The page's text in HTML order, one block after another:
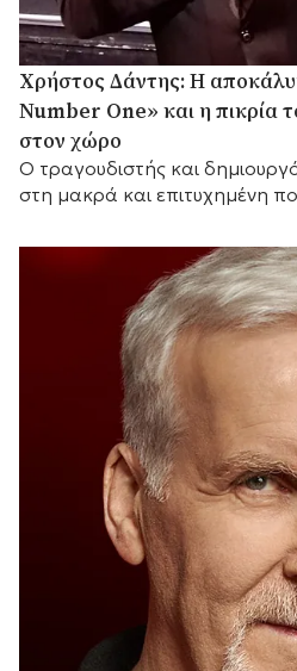
Χρήστος Δάντης: Η
Number One» και η πικρία
στον χώρο
Ο τραγουδιστής και
στη μακρά και επιτυχημένη